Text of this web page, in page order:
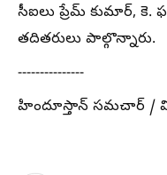
సీఐలు ప్రేమ్ కుమార్, కె.
తదితరులు పాల్గొన్నారు.
---------------
హిందూస్తాన్ సమచార్ /